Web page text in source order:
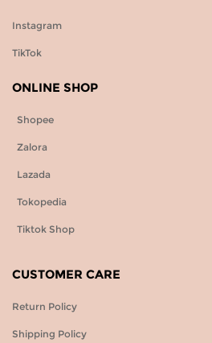
Instagram
TikTok
ONLINE SHOP
Shopee
Zalora
Lazada
Tokopedia
Tiktok Shop
CUSTOMER CARE
Return Policy
Shipping Policy